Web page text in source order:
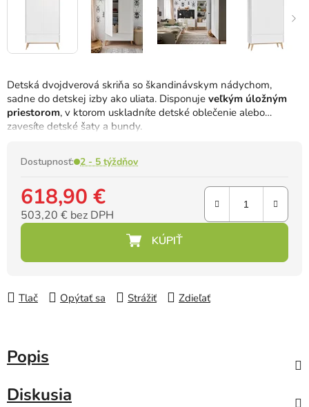
Detská dvojdverová skriňa so škandinávskym nádychom,
sadne do detskej izby ako uliata. Disponuje veľkým úložným
priestorom, v ktorom uskladníte detské oblečenie alebo
zavesíte detské šaty a bundy.
Dostupnosť: 2 - 5 týždňov
618,90 €
503,20 € bez DPH
Tlač Opýtať sa Strážiť Zdieľať
Popis
Diskusia